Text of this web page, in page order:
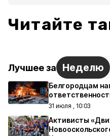
Читайте
Лучшее за Неделю
Белгородцам
31 июля , 10:03
Активисты